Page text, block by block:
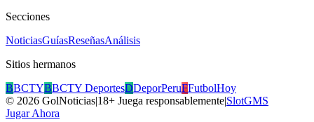
Secciones
NoticiasGuíasReseñasAnálisis
Sitios hermanos
BBCTYBBCTY DeportesDDeporPeruFFutbolHoy
© 2026 GolNoticias|18+ Juega responsablemente|SlotGMS
Jugar Ahora